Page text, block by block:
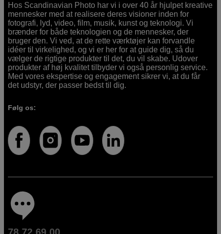
Hos Scandinavian Photo har vi i over 40 år hjulpet kreative
mennesker med at realisere deres visioner inden for
fotografi, lyd, video, film, musik, kunst og teknologi. Vi
brænder for både teknologien og de mennesker, der
bruger den. Vi ved, at de rette værktøjer kan forvandle
idéer til virkelighed, og vi er her for at guide dig, så du
vælger de rigtige produkter til det, du vil skabe. Udover
produkter af høj kvalitet tilbyder vi også personlig service.
Med vores ekspertise og engagement sikrer vi, at du får
det udstyr, der passer bedst til dig.
Følg os: